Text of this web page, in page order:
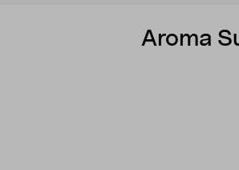
Aroma